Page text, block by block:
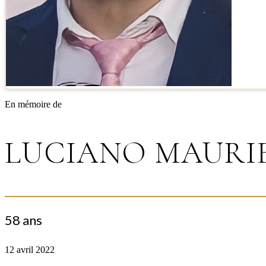
En mémoire de
LUCIANO
58 ans
12 avril 2022